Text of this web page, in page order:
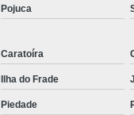
Rastreamento
Pojuca
Caratoíra
Ilha do Frade
Piedade